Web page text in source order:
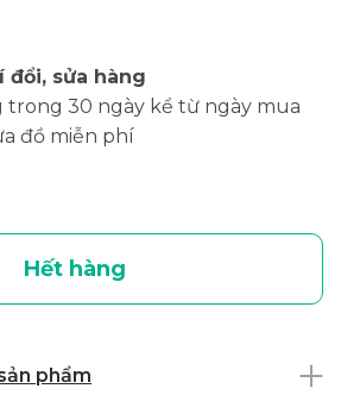
đổi, sửa hàng
trong 30 ngày kể từ ngày mua
đồ miễn phí
Hết hàng
phẩm